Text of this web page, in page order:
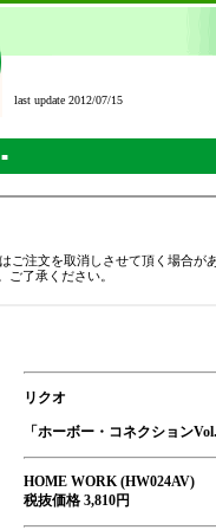
last update 2012/07/15
■
リクオ
「ホーボー・コネクション
HOME WORK (HW024AV)
税抜価格 3,810円